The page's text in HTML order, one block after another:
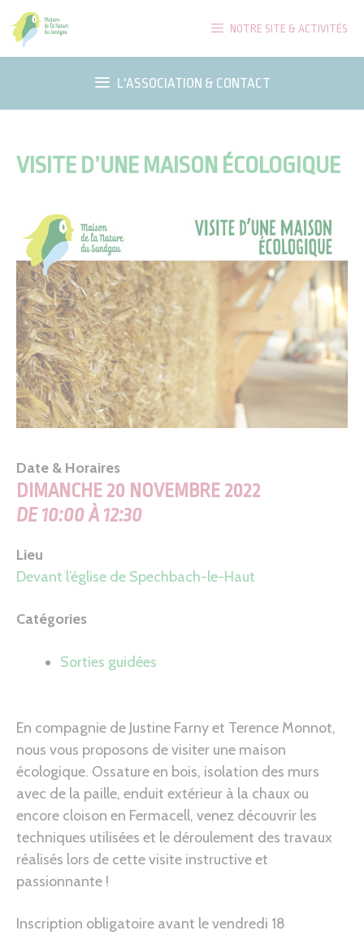
Aller
au
contenu
NOTRE SITE & ACTIVITÉS
L'ASSOCIATION & CONTACT
VISITE D’UNE MAISON ÉCOLOGIQUE
Date & Horaires
DIMANCHE 20 NOVEMBRE 2022
DE 10:00 À 12:30
Lieu
Devant l’église de Spechbach-le-Haut
Catégories
Sorties guidées
En compagnie de Justine Farny et Terence Monnot,
nous vous proposons de visiter une maison
écologique. Ossature en bois, isolation des murs
avec de la paille, enduit extérieur à la chaux ou
encore cloison en Fermacell, venez découvrir les
techniques utilisées et le déroulement des travaux
réalisés lors de cette visite instructive et
passionnante !
Inscription obligatoire avant le vendredi 18